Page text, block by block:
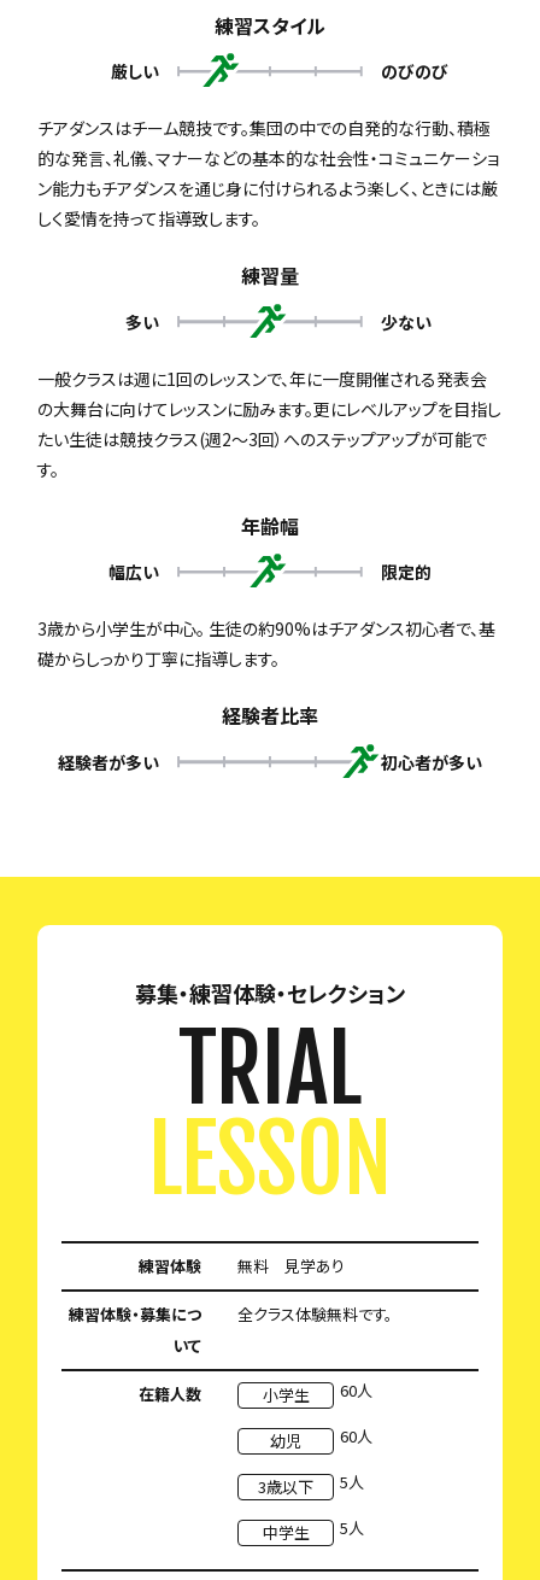
練習スタイル
厳しい のびのび
チアダンスはチーム競技です。集団の中での自発的な行動、積極
的な発言、礼儀、マナーなどの基本的な社会性・コミュニケーショ
ン能力もチアダンスを通じ身に付けられるよう楽しく、ときには厳
しく愛情を持って指導致します。
練習量
多い 少ない
一般クラスは週に1回のレッスンで、年に一度開催される発表会
の大舞台に向けてレッスンに励みます。更にレベルアップを目指し
たい生徒は競技クラス(週2〜3回）へのステップアップが可能で
す。
年齢幅
幅広い 限定的
3歳から小学生が中心。 生徒の約90%はチアダンス初心者で、基
礎からしっかり丁寧に指導します。
経験者比率
経験者が多い 初心者が多い
募集・練習体験・セレクション
TRIAL
LESSON
練習体験 無料 見学あり
練習体験・募集につ
いて
全クラス体験無料です。
在籍人数 小学生 60人
幼児 60人
3歳以下 5人
中学生 5人